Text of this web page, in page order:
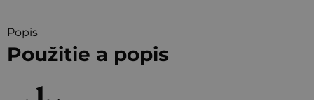
Popis
Použitie a popis